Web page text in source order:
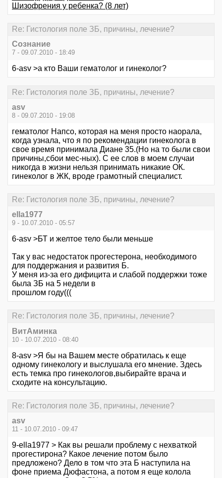
Шизофрения у ребенка? (8 лет)
Re: Гистология поле ЗБ, причины, лечение?
Сознание
7 - 09.07.2010 - 18:49
6-asv >а кто Ваши гематолог и гинеколог?
Re: Гистология поле ЗБ, причины, лечение?
asv
8 - 09.07.2010 - 19:08
гематолог Напсо, которая на меня просто наорала,
когда узнала, что я по рекомендации гинеколога в
свое время принимала Диане 35.(Но на то были свои
причины,сбои мес-ных). С ее слов в моем случаи
никогда в жизни нельзя принимать никакие ОК.
гинеколог в ЖК, вроде грамотный специалист.
Re: Гистология поле ЗБ, причины, лечение?
ella1977
9 - 10.07.2010 - 05:57
6-asv >БТ и желтое тело были меньше
Так у вас недостаток прогестерона, необходимого
для поддержания и развития Б.
У меня из-за его дифицита и слабой поддержки тоже
была ЗБ на 5 недели в
прошлом году(((
Re: Гистология поле ЗБ, причины, лечение?
ВитАминка
10 - 10.07.2010 - 08:40
8-asv >Я бы на Вашем месте обратилась к еще
одному гинекологу и выслушала его мнение. Здесь
есть темка про гинекологов,выбирайте врача и
сходите на консультацию.
Re: Гистология поле ЗБ, причины, лечение?
asv
11 - 10.07.2010 - 09:47
9-ella1977 > Как вы решали проблему с нехваткой
прогестирона? Какое лечение потом было
предложено? Дело в том что эта Б наступила на
фоне приема Дюфастона, а потом я еще колола